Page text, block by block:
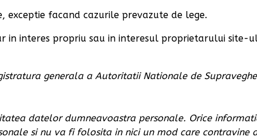
facand cazurile prevazute de lege.
in interes propriu sau in interesul proprietarului site-
generala a Autoritatii Nationale de
datelor dumneavoastra personale. Orice
si nu va fi folosita in nici un mod care contravine